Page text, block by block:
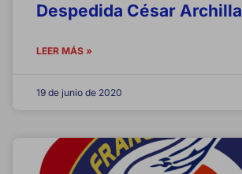
Despedida César Archilla
LEER MÁS »
19 de junio de 2020